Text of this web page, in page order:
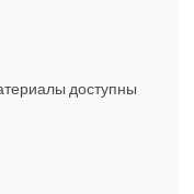
доступны